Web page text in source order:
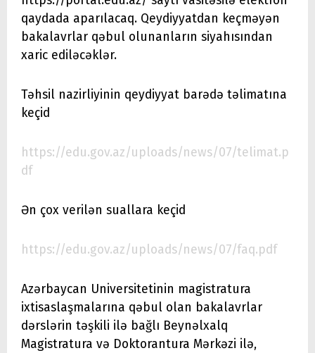
qaydada aparılacaq. Qeydiyyatdan keçməyən
bakalavrlar qəbul olunanların siyahısından
xaric ediləcəklər.
Təhsil nazirliyinin qeydiyyat barədə təlimatına
keçid
https://edu.gov.az/uploads/news/07/telimat.p
df
Ən çox verilən suallara keçid
https://edu.gov.az/uploads/news/07/faq.pdf
Azərbaycan Universitetinin magistratura
ixtisaslaşmalarına qəbul olan bakalavrlar
dərslərin təşkili ilə bağlı Beynəlxalq
Magistratura və Doktorantura Mərkəzi ilə,